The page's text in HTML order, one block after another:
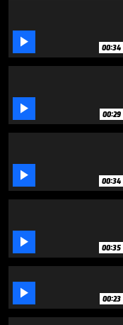
 00:34
 00:29
 00:34
 00:35
 00:23